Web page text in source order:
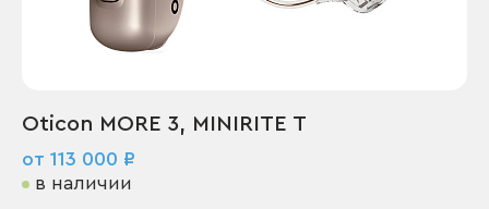
Oticon MORE 3, MINIRITE T
от 113 000 ₽
в наличии